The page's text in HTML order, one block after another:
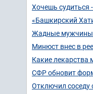
Хочешь судиться
«Башкирский
Жадные мужчины
Минюст внес в
Какие лекарства
СФР обновит
Отключил соседу